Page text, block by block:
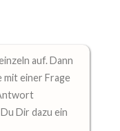
auf. Dann
mit einer Frage
Dir dazu ein